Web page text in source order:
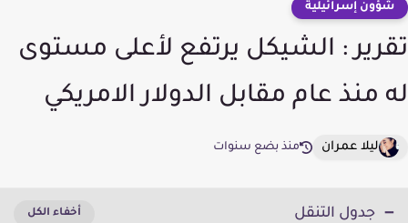
شؤون إسرائيلية
تقرير : الشيكل يرتفع لأعلى مستوى
له منذ عام مقابل الدولار الامريكي
ليلا عمران منذ بضع سنوات
جدول التنقل